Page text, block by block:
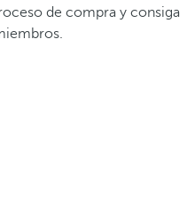
de compra y consiga